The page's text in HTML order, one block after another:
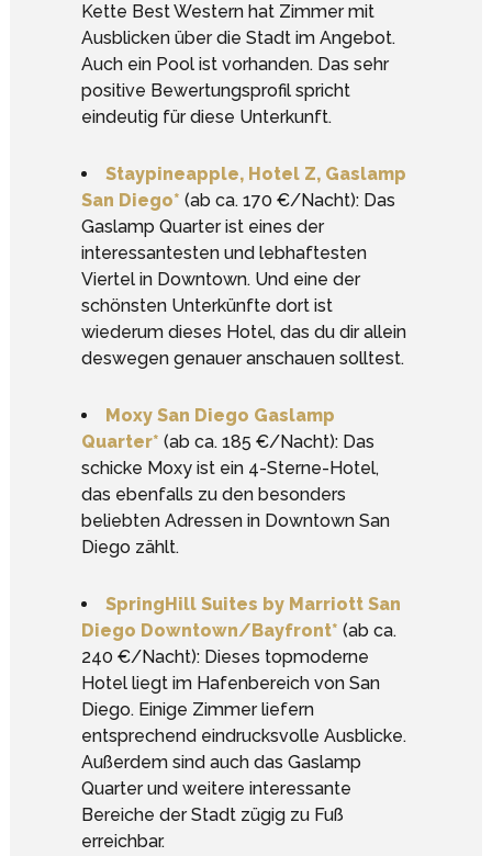
Kette Best Western hat Zimmer mit
Ausblicken über die Stadt im Angebot.
Auch ein Pool ist vorhanden. Das sehr
positive Bewertungsprofil spricht
eindeutig für diese Unterkunft.
Staypineapple, Hotel Z, Gaslamp
San Diego* (ab ca. 170 €/Nacht): Das
Gaslamp Quarter ist eines der
interessantesten und lebhaftesten
Viertel in Downtown. Und eine der
schönsten Unterkünfte dort ist
wiederum dieses Hotel, das du dir allein
deswegen genauer anschauen solltest.
Moxy San Diego Gaslamp
Quarter* (ab ca. 185 €/Nacht): Das
schicke Moxy ist ein 4-Sterne-Hotel,
das ebenfalls zu den besonders
beliebten Adressen in Downtown San
Diego zählt.
SpringHill Suites by Marriott San
Diego Downtown/Bayfront* (ab ca.
240 €/Nacht): Dieses topmoderne
Hotel liegt im Hafenbereich von San
Diego. Einige Zimmer liefern
entsprechend eindrucksvolle Ausblicke.
Außerdem sind auch das Gaslamp
Quarter und weitere interessante
Bereiche der Stadt zügig zu Fuß
erreichbar.